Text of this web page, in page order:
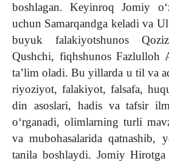
boshlagan. Keyinroq Jomiy
uchun Samarqandga keladi va
buyuk falakiyotshunos
Qushchi, fiqhshunos Fazlulloh
taʼlim oladi. Bu yillarda u til va
riyoziyot, falakiyot, falsafa,
din asoslari, hadis va tafsir
oʻrganadi, olimlarning turli
va mubohasalarida qatnashib,
tanila boshlaydi. Jomiy Hirotga